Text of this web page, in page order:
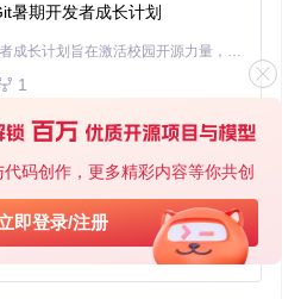
码创作，更多精彩内容等你共创
即登录/注册
暑期开发者成长计划
「源启盛夏」暑期校园开发者成长计划旨在激活校园开源力量，通过积分激励、认证扶持、资源倾斜等形式，引导高校组织和开发者完成「入驻 — 建项目 — 做贡献 — 获认证 — 得资源」的完整闭环。无论你是想带领社团入驻平台的组织者，还是希望用代码贡献证明自己的开发者，都能在这里找到属于你的成长路径。
1
基于Python的Xiaozhi AI，适用于想要完整Xiaozhi体验而无需拥有专用硬件的用户。